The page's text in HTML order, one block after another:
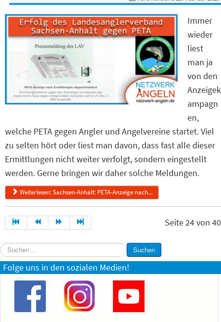
Immer
wieder
liest
man ja
von den
Anzeigek
ampagn
en,
welche PETA gegen Angler und Angelvereine startet. Viel
zu selten hört oder liest man davon, dass fast alle dieser
Ermittlungen nicht weiter verfolgt, sondern eingestellt
werden. Gerne bringen wir daher solche Meldungen.
Weiterlesen: Sachsen-Anhalt: PETA-Anzeige nach...
Seite 24 von 40
Suchen
...
Suchen
Folge uns in den sozialen Medien!